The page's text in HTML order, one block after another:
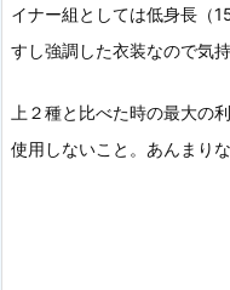
イナー組としては低身長（
すし強調した衣装なので気
上２種と比べた時の最大の
使用しないこと。あんまり